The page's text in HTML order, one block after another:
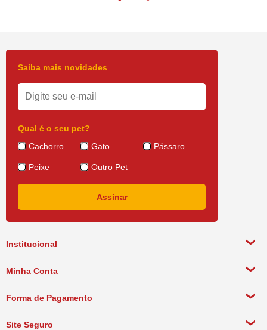
Institucional
Política de Pagamento
Política de Entrega
Minha Conta
Forma de Pagamento
Site Seguro
Saiba mais novidades
Qual é o seu pet?
Cachorro
Gato Pássaro
Peixe Outro Pet